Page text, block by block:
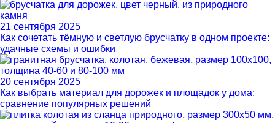
21 сентября 2025
Как сочетать тёмную и светлую брусчатку в одном проекте:
удачные схемы и ошибки
20 сентября 2025
Как выбрать материал для дорожек и площадок у дома:
сравнение популярных решений